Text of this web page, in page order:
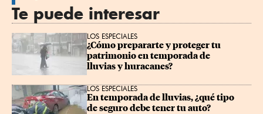
Te puede interesar
LOS ESPECIALES
¿Cómo prepararte y proteger tu
patrimonio en temporada de
lluvias y huracanes?
LOS ESPECIALES
En temporada de lluvias, ¿qué tipo
de seguro debe tener tu auto?